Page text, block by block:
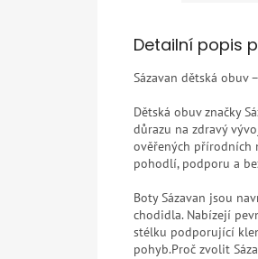
Detailní popis
Sázavan dětská obuv
Dětská obuv značky
důrazu na zdravý
ověřených přírodních
pohodlí, podporu a
Boty Sázavan jsou
chodidla. Nabízejí
stélku podporující
pohyb.Proč zvolit